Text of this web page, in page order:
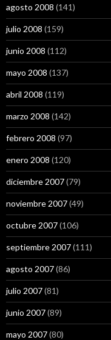
agosto 2008 (141)
julio 2008 (159)
junio 2008 (112)
mayo 2008 (137)
abril 2008 (119)
marzo 2008 (142)
febrero 2008 (97)
enero 2008 (120)
diciembre 2007(79)
noviembre 2007(49)
octubre 2007(106)
septiembre 2007(111)
agosto 2007(86)
julio 2007(81)
junio 2007(89)
mayo 2007(80)